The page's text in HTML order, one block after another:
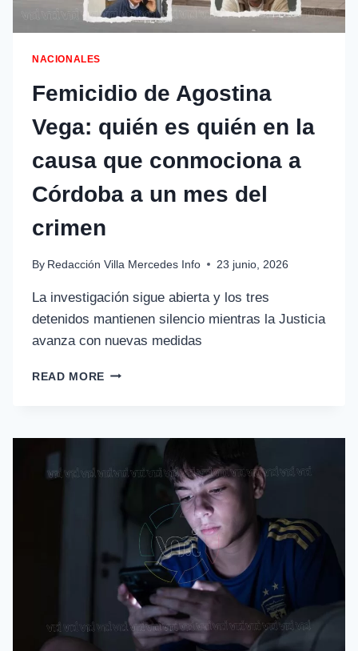
NACIONALES
Femicidio de Agostina
Vega: quién es quién en la
causa que conmociona a
Córdoba a un mes del
crimen
By Redacción Villa Mercedes Info 23 junio, 2026
La investigación sigue abierta y los tres
detenidos mantienen silencio mientras la Justicia
avanza con nuevas medidas
READ MORE